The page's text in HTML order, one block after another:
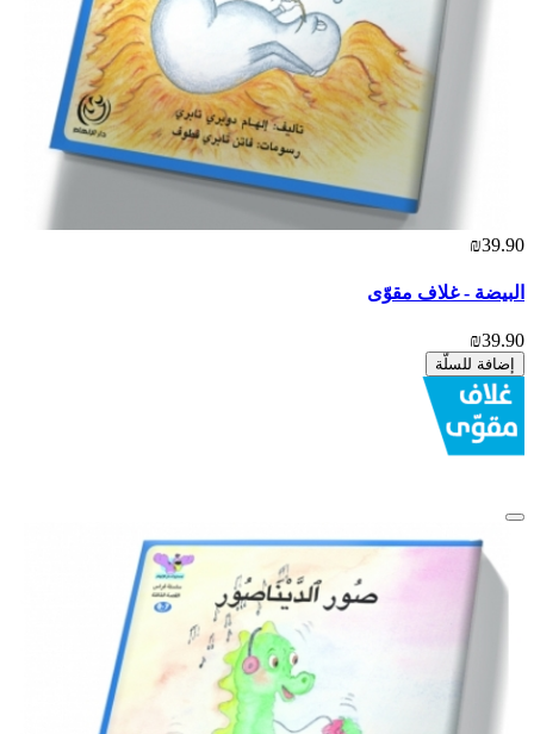
₪39.90
البيضة - غلاف مقوّى
₪39.90
إضافة للسلّة